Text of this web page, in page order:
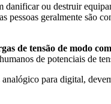
ou destruir
pessoas geralmente são
de tensão de modo
de potenciais de
para digital,